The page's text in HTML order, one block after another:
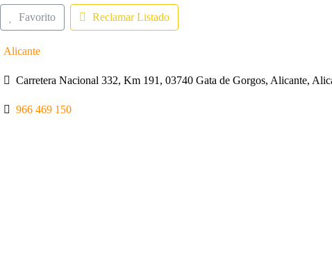
Favorito Reclamar Listado
Alicante
Carretera Nacional 332, Km 191, 03740 Gata de Gorgos, Alicante,
966 469 150